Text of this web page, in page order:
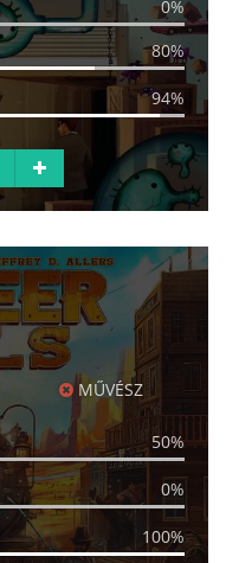
0%
80%
94%
MŰVÉSZ
50%
0%
100%